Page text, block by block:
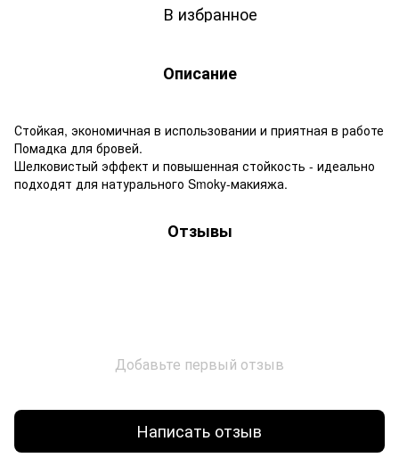
В избранное
Описание
Стойкая, экономичная в использовании и приятная в работе
Помадка для бровей.
Шелковистый эффект и повышенная стойкость - идеально
подходят для натурального Smoky-макияжа.
Отзывы
Добавьте первый отзыв
Написать отзыв